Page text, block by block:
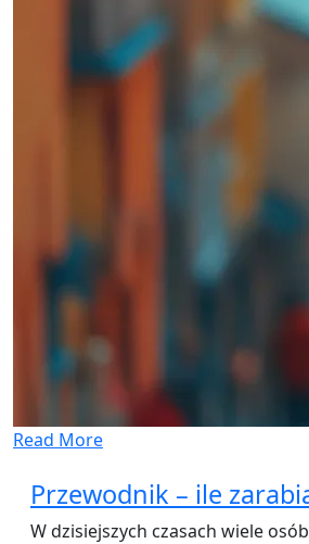
Read More
Przewodnik – ile
W dzisiejszych czasach wiele